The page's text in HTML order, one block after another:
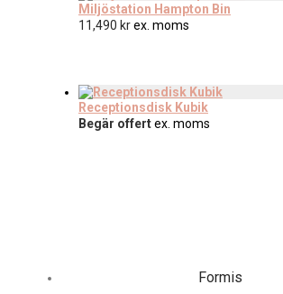
Miljöstation Hampton Bin
11,490 krex. moms
Receptionsdisk Kubik
Begär offertex. moms
Formis